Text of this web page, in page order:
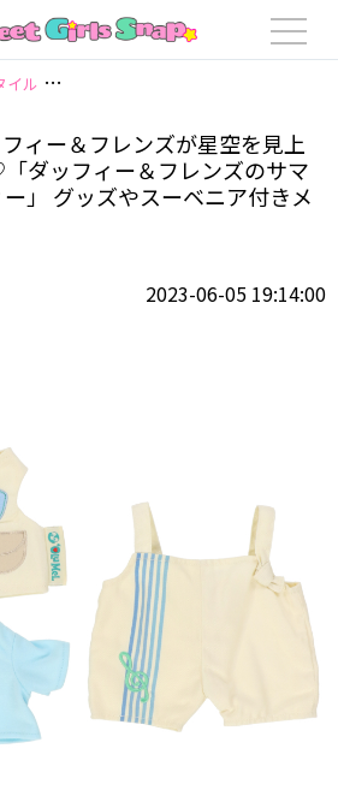
イル 【写真 27/61】ダッフィー＆フレンズが
ィー＆フレンズが星空を見上
ダッフィー＆フレンズのサマ
」 グッズやスーベニア付きメ
2023-06-05 19:14:00